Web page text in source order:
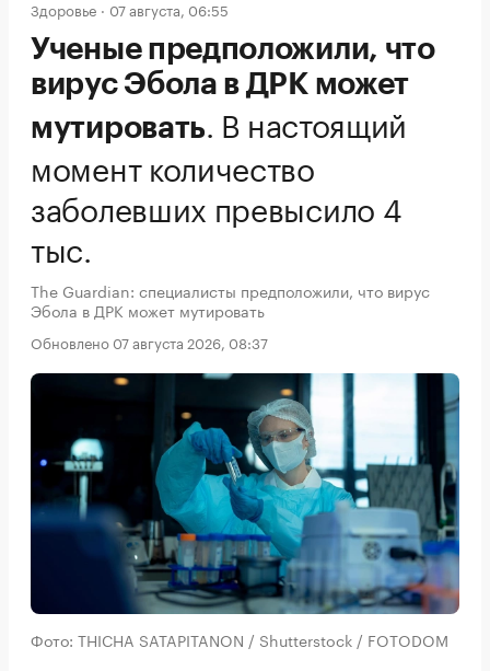
Здоровье 07 августа, 06:55
Ученые предположили, что
вирус Эбола в ДРК может
мутировать. В настоящий
момент количество
заболевших превысило 4
тыс.
The Guardian: специалисты предположили, что вирус
Эбола в ДРК может мутировать
Обновлено 07 августа 2026, 08:37
Фото: THICHA SATAPITANON / Shutterstock / FOTODOM